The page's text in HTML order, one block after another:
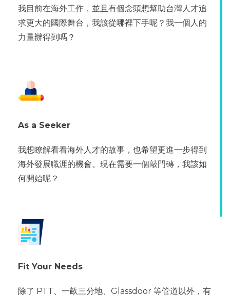
我目前在海外工作，並且有個念頭想幫助台灣人才追
求更大的國際舞台，我該從哪裡下手呢？我一個人的
力量辦得到嗎？
As a Seeker
我想瞭解看看海外人才的故事，也希望更進一步得到
海外發展職涯的機會。現在需要一個敲門磚，我該如
何開始呢？
Fit Your Needs
除了 PTT、一畝三分地、Glassdoor 等管道以外，有